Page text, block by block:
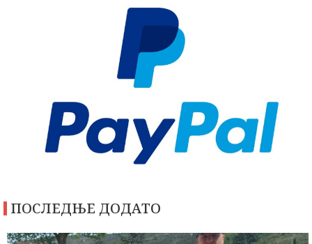
ПОСЛЕДЊЕ ДОДАТО